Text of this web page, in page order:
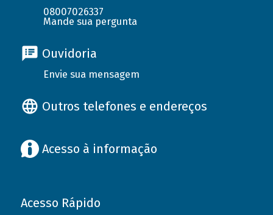
08007026337
Mande sua pergunta
Ouvidoria
Envie sua mensagem
Outros telefones e endereços
Acesso à informação
Acesso Rápido